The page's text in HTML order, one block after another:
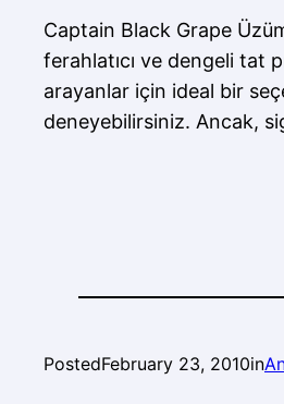
Captain Black Grape
ferahlatıcı ve dengeli tat
arayanlar için ideal bir
deneyebilirsiniz. Ancak,
PostedFebruary 23, 2010in